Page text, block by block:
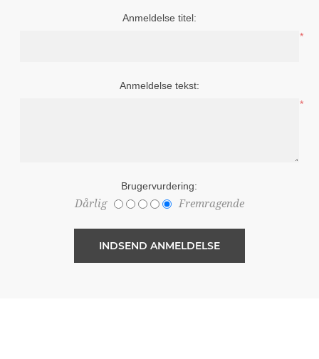
Anmeldelse titel:
*
Anmeldelse tekst:
*
Brugervurdering:
Dårlig Fremragende